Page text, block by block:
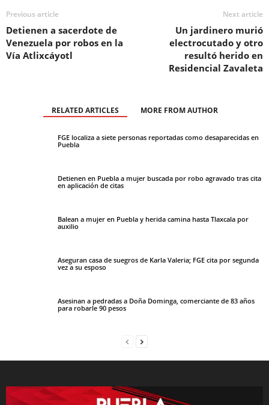
Previous article
Detienen a sacerdote de
Venezuela por robos en la
Vía Atlixcáyotl
Next article
Un jardinero murió
electrocutado y otro
resultó herido en
Residencial Zavaleta
RELATED ARTICLES MORE FROM AUTHOR
FGE localiza a siete personas reportadas como desaparecidas en
Puebla
Detienen en Puebla a mujer buscada por robo agravado tras cita
en aplicación de citas
Balean a mujer en Puebla y herida camina hasta Tlaxcala por
auxilio
Aseguran casa de suegros de Karla Valeria; FGE cita por segunda
vez a su esposo
Asesinan a pedradas a Doña Dominga, comerciante de 83 años
para robarle 90 pesos